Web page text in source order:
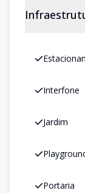
Interfone
Jardim
Portaria